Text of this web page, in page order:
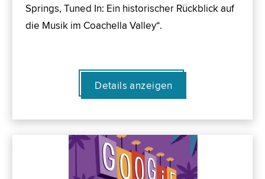
Springs, Tuned In: Ein historischer Rückblick auf
die Musik im Coachella Valley“.
Details anzeigen